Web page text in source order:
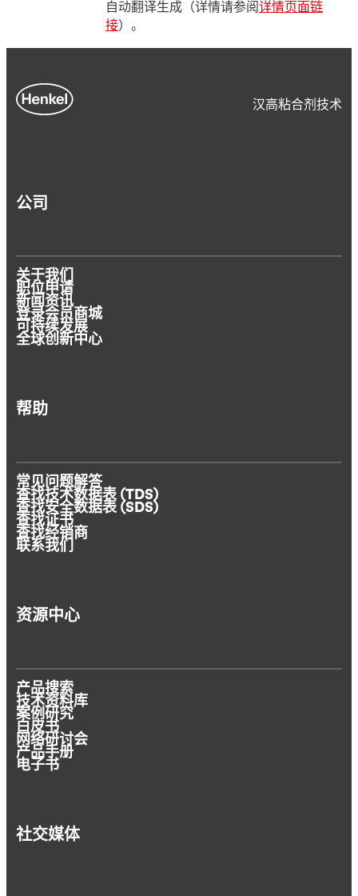
自动翻译生成（详情请参阅详情页面链
接）。
汉高粘合剂技术
公司
关于我们
职位申请
新闻资讯
登录会员商城
可持续发展
全球创新中心
帮助
常见问题解答
查找技术数据表 (TDS)
查找安全数据表 (SDS)
查找证书
查找经销商
联系我们
资源中心
产品搜索
技术资料库
案例研究
白皮书
网络研讨会
产品手册
电子书
社交媒体